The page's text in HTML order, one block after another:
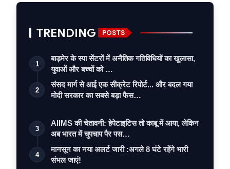
TRENDING POSTS
1
बाड़मेर के स्पा सेंटरों में अनैतिक गतिविधियों का खुलासा,
युवाओं और बच्चों को …
2
संसद मार्ग से आई एक सीक्रेट रिपोर्ट... और बदल गया
मोदी सरकार का सबसे बड़ा फैस…
3
AIIMS की चेतावनी: हेपेटाइटिस तो काबू में आया, लेकिन
अब भारत में चुपचाप पैर पस…
4
मानसून का नया अलर्ट जारी :अगले 8 घंटे रहेंगे भारी
संभल जाएं!